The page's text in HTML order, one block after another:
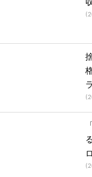
(
(
(